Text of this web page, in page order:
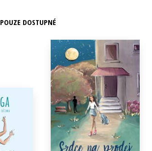
POUZE DOSTUPNÉ